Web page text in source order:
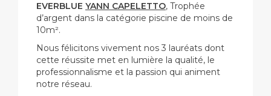
EVERBLUE YANN CAPELETTO, Trophée
d’argent dans la catégorie piscine de moins de
10m².
Nous félicitons vivement nos 3 lauréats dont
cette réussite met en lumière la qualité, le
professionnalisme et la passion qui animent
notre réseau.